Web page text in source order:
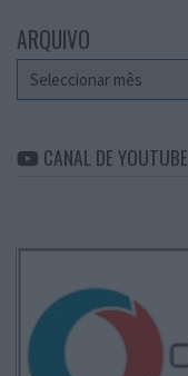
ARQUIVO
Arquivo
CANAL DE YOUTUBE